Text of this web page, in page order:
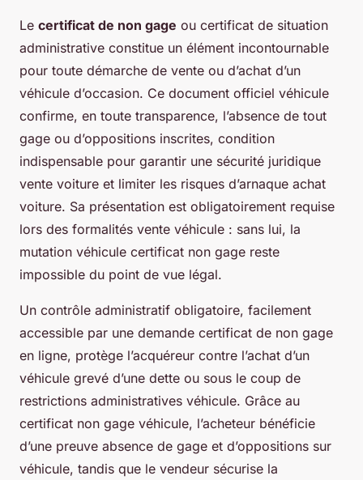
Le certificat de non gage ou certificat de situation
administrative constitue un élément incontournable
pour toute démarche de vente ou d’achat d’un
véhicule d’occasion. Ce document officiel véhicule
confirme, en toute transparence, l’absence de tout
gage ou d’oppositions inscrites, condition
indispensable pour garantir une sécurité juridique
vente voiture et limiter les risques d’arnaque achat
voiture. Sa présentation est obligatoirement requise
lors des formalités vente véhicule : sans lui, la
mutation véhicule certificat non gage reste
impossible du point de vue légal.
Un contrôle administratif obligatoire, facilement
accessible par une demande certificat de non gage
en ligne, protège l’acquéreur contre l’achat d’un
véhicule grevé d’une dette ou sous le coup de
restrictions administratives véhicule. Grâce au
certificat non gage véhicule, l’acheteur bénéficie
d’une preuve absence de gage et d’oppositions sur
véhicule, tandis que le vendeur sécurise la